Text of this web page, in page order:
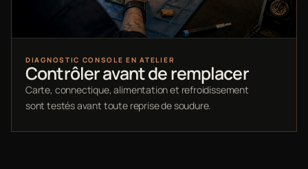
DIAGNOSTIC CONSOLE EN ATELIER
Contrôler avant de remplacer
Carte, connectique, alimentation et refroidissement
sont testés avant toute reprise de soudure.